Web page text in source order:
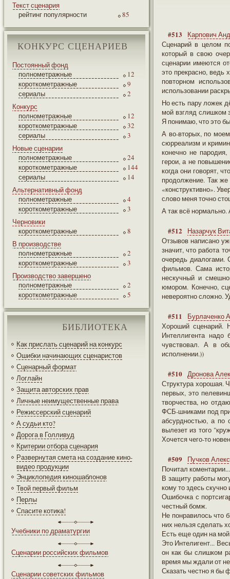
Текст сценария
рейтинг популярности
85
КОНКУРС СЦЕНАРИЕВ
Постоянный фонд
полнометражные
12
короткометражные
9
сериалы
2
Конкурс
полнометражные
12
короткометражные
32
сериалы
3
Новые сценарии
полнометражные
24
короткометражные
144
сериалы
14
Альтернативный фонд
полнометражные
4
короткометражные
3
Черновики
короткометражные
8
В производстве
полнометражные
2
короткометражные
3
Производство завершено
полнометражные
2
короткометражные
5
БИБЛИОТЕКА
Как прислать сценарий на конкурс
Ошибки начинающих сценаристов
Сценарный формат
Логлайн
Защита авторских прав
Личные неимущественные права
Режиссерский сценарий
А судьи кто?
Дорога в Голливуд
Критерии отбора сценария
Развернутая смета на создание кино-
видео продукции
Энциклопедия киношаблонов
Твой первый фильм
Перлы
Спасите котика!
Учебники по драматургии
Сценарии российских фильмов
Сценарии советских фильмов
#513
Карпович
Сценарий в целом
который в свою
сценарии имеются
это прекрасно,
повторном
использовании
Но есть пару ложек
мой взгляд слишком
Я понимаю, что это
А во-вторых, по
сюрреализм и
конечно не
герои, а не
когда они говорят,
продолжение. Так же
«конструктивно».
слово меня точно
А так всё
#512
Назарчук
Отзывов написано
значит, что работа
очередь диалогами.
фильмов. Сама
нескучный и
юмором. Конечно,
невероятно сложно.
#511
Бурлаченко
Хороший сценарий.
Интеллигента
чувствовал. А в
исполнении.))
#510 Дронова
Структура хорошая.
первых, это
творчества, но
ФСБ-шниками под
абсурдностью, а по
вылезет из того
Хочется чего-то
#509
Пучков
Почитал
В защиту работы
кому то здесь скучно
Ошибочка с
честный бомж.
Не понравилось что
них нельзя сделать
Есть еще один на
Это Интелигент...
он как бы слишком
время мы ждали от
Сказать честно я бы